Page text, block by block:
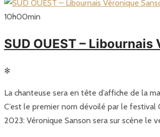
10h00min
SUD OUEST –
✻
La chanteuse sera en tête d’affiche de la
C’est le premier nom dévoilé par le festival
2023: Véronique Sanson sera sur scène le